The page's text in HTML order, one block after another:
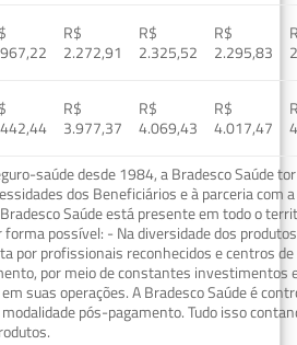
R$
2.272,91
R$
2.325,52
R$
2.295,83
R$
3.977,37
R$
4.069,43
R$
4.017,47
saúde desde 1984, a Bradesco Saúde
dos Beneficiários e à parceria com
Saúde está presente em todo o
possível: - Na diversidade dos
por profissionais reconhecidos e centros
por meio de constantes investimentos
suas operações. A Bradesco Saúde é
pós-pagamento. Tudo isso